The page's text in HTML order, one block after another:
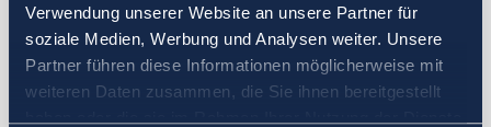
Verwendung unserer Website an unsere Partner für
soziale Medien, Werbung und Analysen weiter. Unsere
Partner führen diese Informationen möglicherweise mit
weiteren Daten zusammen, die Sie ihnen bereitgestellt